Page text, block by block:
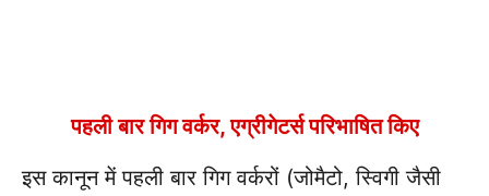
पहली बार गिग वर्कर, एग्रीगेटर्स परिभाषित किए
इस कानून में पहली बार गिग वर्करों (जोमैटो, स्विगी जैसी